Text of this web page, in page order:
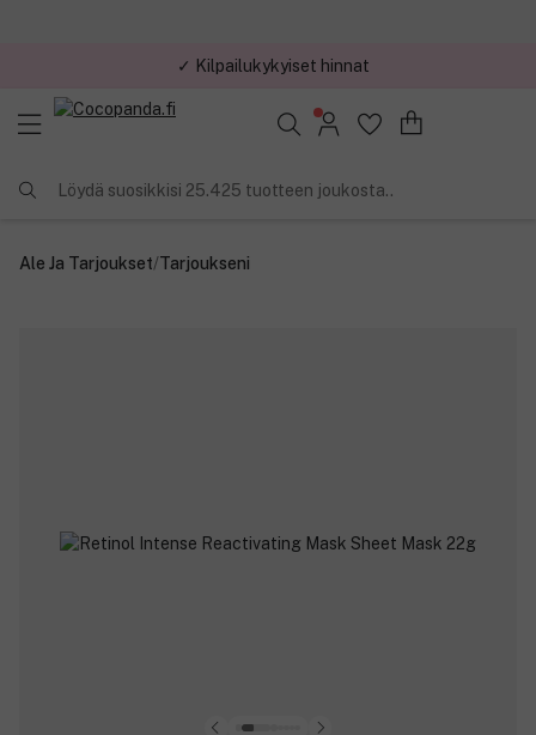
✓ Kilpailukykyiset hinnat
Löydä suosikkisi 25.425 tuotteen joukosta..
Ale Ja Tarjoukset/Tarjoukseni